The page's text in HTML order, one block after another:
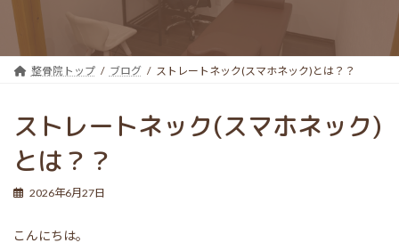
整骨院トップ ブログ ストレートネック(スマホネック)とは？？
ストレートネック(スマホネック)
とは？？
2026年6月27日
こんにちは。